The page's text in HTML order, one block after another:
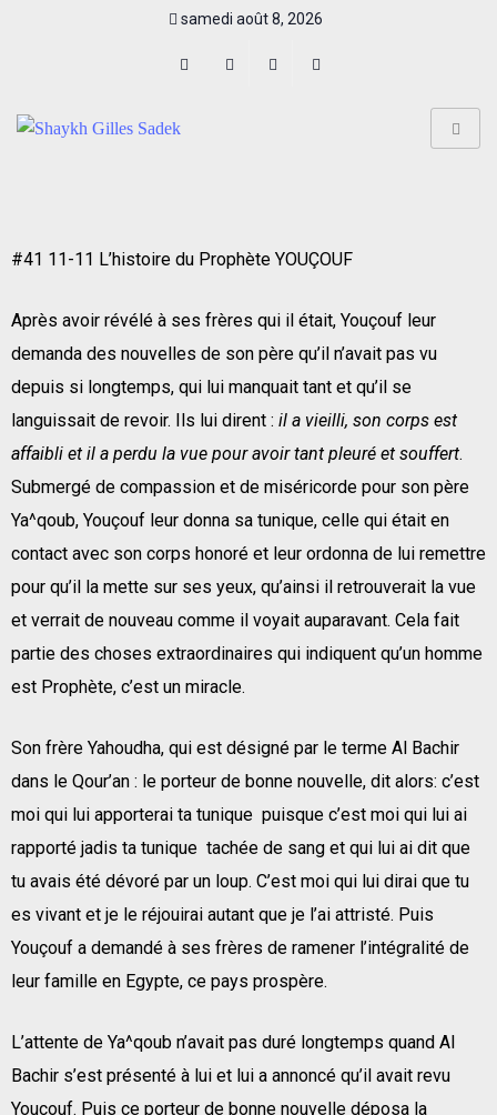
samedi août 8, 2026
#41 11-11 L’histoire du Prophète YOUÇOUF
Après avoir révélé à ses frères qui il était, Youçouf leur
demanda des nouvelles de son père qu’il n’avait pas vu
depuis si longtemps, qui lui manquait tant et qu’il se
languissait de revoir. Ils lui dirent : il a vieilli, son corps est
affaibli et il a perdu la vue pour avoir tant pleuré et souffert.
Submergé de compassion et de miséricorde pour son père
Ya^qoub, Youçouf leur donna sa tunique, celle qui était en
contact avec son corps honoré et leur ordonna de lui remettre
pour qu’il la mette sur ses yeux, qu’ainsi il retrouverait la vue
et verrait de nouveau comme il voyait auparavant. Cela fait
partie des choses extraordinaires qui indiquent qu’un homme
est Prophète, c’est un miracle.
Son frère Yahoudha, qui est désigné par le terme Al Bachir
dans le Qour’an : le porteur de bonne nouvelle, dit alors: c’est
moi qui lui apporterai ta tunique puisque c’est moi qui lui ai
rapporté jadis ta tunique tachée de sang et qui lui ai dit que
tu avais été dévoré par un loup. C’est moi qui lui dirai que tu
es vivant et je le réjouirai autant que je l’ai attristé. Puis
Youçouf a demandé à ses frères de ramener l’intégralité de
leur famille en Egypte, ce pays prospère.
L’attente de Ya^qoub n’avait pas duré longtemps quand Al
Bachir s’est présenté à lui et lui a annoncé qu’il avait revu
Youçouf. Puis ce porteur de bonne nouvelle déposa la